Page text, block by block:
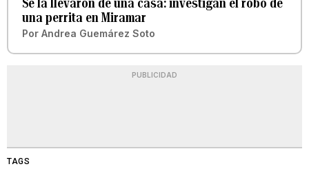
Se la llevaron de una casa: investigan el robo de
una perrita en Miramar
Por Andrea Guemárez Soto
PUBLICIDAD
TAGS